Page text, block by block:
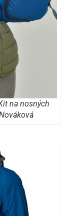
na nosných